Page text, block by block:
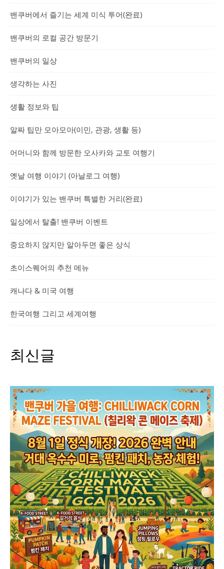
밴쿠버에서 즐기는 세계 미식 투어(완료)
밴쿠버의 로컬 공간 방문기
밴쿠버의 일상
생각하는 사진
생활 정보와 팁
알짜 팁만 모아모아(이민, 관광, 생활 등)
어머니와 함께 방문한 오사카와 교토 여행기
옛날 여행 이야기 (아날로그 여행)
이야기가 있는 밴쿠버 특별한 거리(완료)
일상에서 탈출! 밴쿠버 이벤트
중요하지 않지만 알아두면 좋은 상식
초이스퀘어의 추천 메뉴
캐나다 & 미국 여행
한국여행 그리고 세계여행
최신글